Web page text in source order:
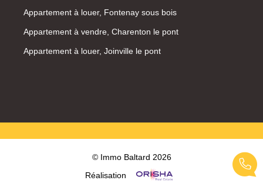
Appartement à louer, Fontenay sous bois
Appartement à vendre, Charenton le pont
Appartement à louer, Joinville le pont
© Immo Baltard 2026
Réalisation